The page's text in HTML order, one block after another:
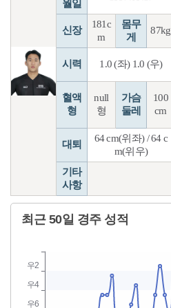
월일
신장
181c
m
몸무
게
87kg
시력 1.0 (좌) 1.0 (우)
혈액
형
null
형
가슴
둘레
100
cm
대퇴
64 cm(위좌) / 64 c
m(위우)
기타
사항